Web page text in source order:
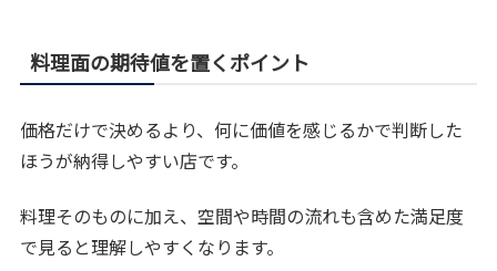
料理面の期待値を置くポイント
価格だけで決めるより、何に価値を感じるかで判断した
ほうが納得しやすい店です。
料理そのものに加え、空間や時間の流れも含めた満足度
で見ると理解しやすくなります。